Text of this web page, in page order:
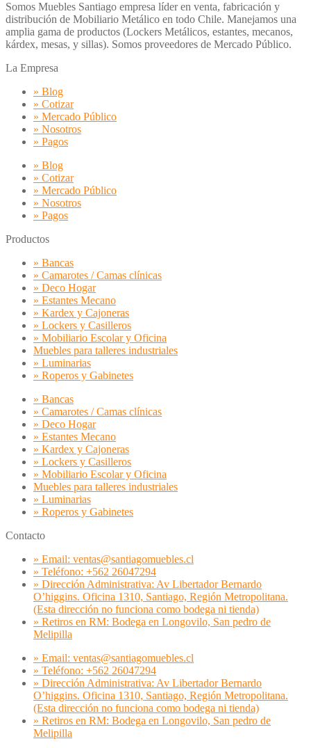
Somos Muebles Santiago empresa líder en venta, fabricación y
distribución de Mobiliario Metálico en todo Chile. Manejamos una
amplia gama de productos (Lockers Metálicos, estantes, mecanos,
kárdex, mesas, y sillas). Somos proveedores de Mercado Público.
La Empresa
» Blog
» Cotizar
» Mercado Público
» Nosotros
» Pagos
» Blog
» Cotizar
» Mercado Público
» Nosotros
» Pagos
Productos
» Bancas
» Camarotes / Camas clínicas
» Deco Hogar
» Estantes Mecano
» Kardex y Cajoneras
» Lockers y Casilleros
» Mobiliario Escolar y Oficina
Muebles para talleres industriales
» Luminarias
» Roperos y Gabinetes
» Bancas
» Camarotes / Camas clínicas
» Deco Hogar
» Estantes Mecano
» Kardex y Cajoneras
» Lockers y Casilleros
» Mobiliario Escolar y Oficina
Muebles para talleres industriales
» Luminarias
» Roperos y Gabinetes
Contacto
» Email: ventas@santiagomuebles.cl
» Teléfono: +562 26047294
» Dirección Administrativa: Av Libertador Bernardo
O’higgins. Oficina 1310, Santiago, Región Metropolitana.
(Esta dirección no funciona como bodega ni tienda)
» Retiros en RM: Bodega en Longovilo, San pedro de
Melipilla
» Email: ventas@santiagomuebles.cl
» Teléfono: +562 26047294
» Dirección Administrativa: Av Libertador Bernardo
O’higgins. Oficina 1310, Santiago, Región Metropolitana.
(Esta dirección no funciona como bodega ni tienda)
» Retiros en RM: Bodega en Longovilo, San pedro de
Melipilla